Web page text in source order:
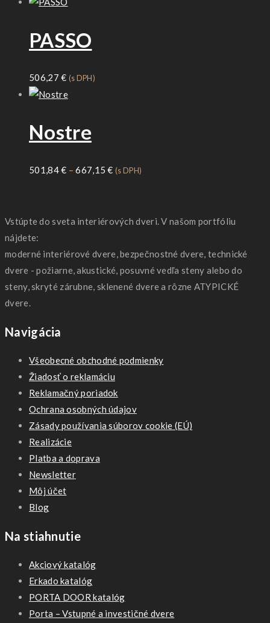
PASSO
506,27€ (s DPH)
Nostre
501,84€ – 667,15€Price
through
(s DPH)
Vstúpte do sveta interiérových dveri. V našom portfóliu
nájdete:
moderné interiérové dvere, bezpečnostné dvere, technické
dvere - požiarne, akustické, posuvné vedľa steny alebo do
steny, skryté zárubne, sklenené dvere a rôzne ATYPICKÉ
dvere.
Navigácia
Všeobecné obchodné podmienky
Žiadosť o reklamáciu
Reklamačný poriadok
Ochrana osobných údajov
Zásady používania súborov cookie (EÚ)
Realizácie
Platba a doprava
Newsletter
Môj účet
Blog
Na stiahnutie
Akciový katalóg
Erkado katalóg
PORTA DOOR katalóg
Porta – Vstupné a investičné dvere